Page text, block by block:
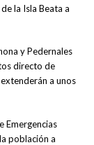
la Isla Beata a
y Pedernales
directo de
a unos
Emergencias
población a